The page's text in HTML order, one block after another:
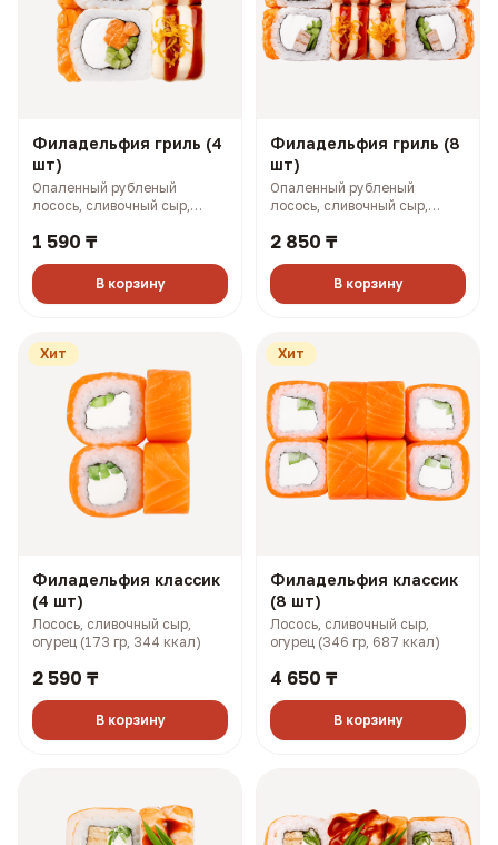
Филадельфия гриль (4
шт)
Опаленный рубленый
лосось, сливочный сыр,
картофель пай, соусы боул и
1 590 ₸
В корзину
Филадельфия гриль (8
шт)
Опаленный рубленый
лосось, сливочный сыр,
картофель пай, соусы боул и
2 850 ₸
В корзину
Хит
Филадельфия классик
(4 шт)
Лосось, сливочный сыр,
огурец (173 гр, 344 ккал)
2 590 ₸
В корзину
Хит
Филадельфия классик
(8 шт)
Лосось, сливочный сыр,
огурец (346 гр, 687 ккал)
4 650 ₸
В корзину